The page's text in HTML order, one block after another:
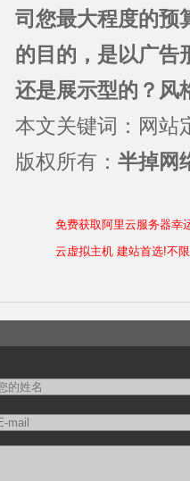
司您最大程度的预
的目的，是以广告
还是展示型的？风
本文关键词：网站
版权所有： 半掉网
免费获取阿里云服务器幸
云虚拟主机 建站首选!不